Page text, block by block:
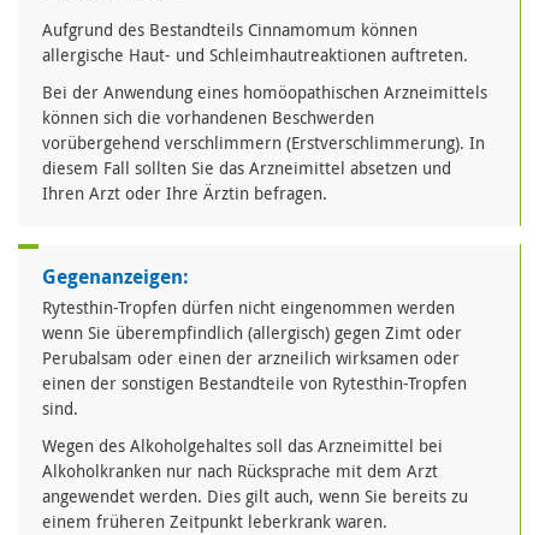
Aufgrund des Bestandteils Cinnamomum können
allergische Haut- und Schleimhautreaktionen auftreten.
Bei der Anwendung eines homöopathischen Arzneimittels
können sich die vorhandenen Beschwerden
vorübergehend verschlimmern (Erstverschlimmerung). In
diesem Fall sollten Sie das Arzneimittel absetzen und
Ihren Arzt oder Ihre Ärztin befragen.
Gegenanzeigen:
Rytesthin-Tropfen dürfen nicht eingenommen werden
wenn Sie überempfindlich (allergisch) gegen Zimt oder
Perubalsam oder einen der arzneilich wirksamen oder
einen der sonstigen Bestandteile von Rytesthin-Tropfen
sind.
Wegen des Alkoholgehaltes soll das Arzneimittel bei
Alkoholkranken nur nach Rücksprache mit dem Arzt
angewendet werden. Dies gilt auch, wenn Sie bereits zu
einem früheren Zeitpunkt leberkrank waren.